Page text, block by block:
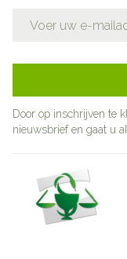
Door op inschrijven te
nieuwsbrief en gaat u